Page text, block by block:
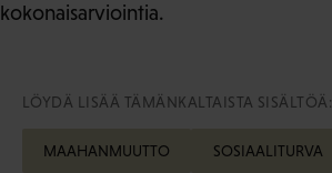
kokonaisarviointia.
LÖYDÄ LISÄÄ TÄMÄNKALTAISTA SISÄLTÖÄ:
MAAHANMUUTTO SOSIAALITURVA